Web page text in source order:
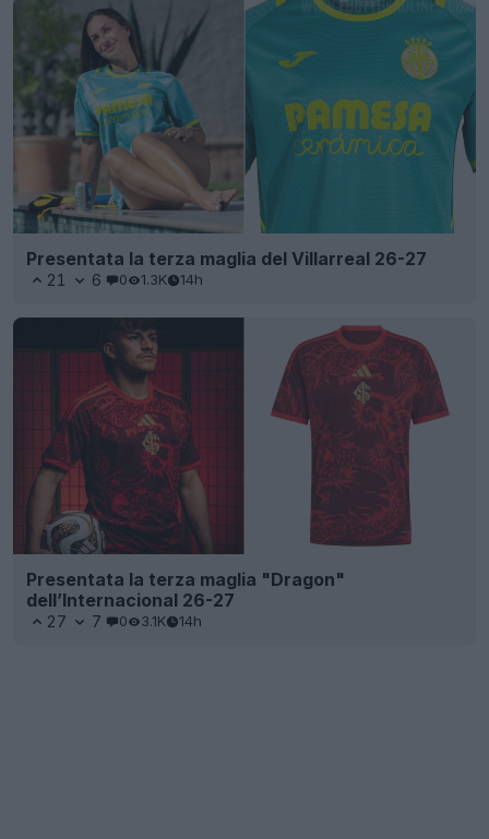
Presentata la terza maglia del Villarreal 26-27
21 6 0 1.3K 14h
Presentata la terza maglia "Dragon"
dell’Internacional 26-27
27 7 0 3.1K 14h